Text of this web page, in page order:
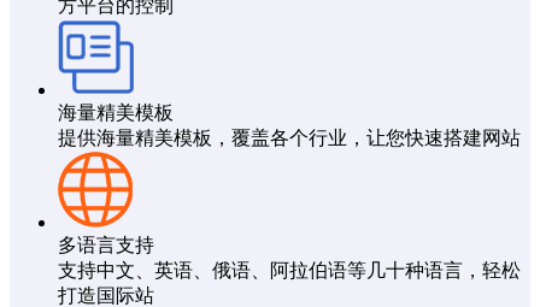
方平台的控制
海量精美模板
提供海量精美模板，覆盖各个行业，让您快速搭建网站
多语言支持
支持中文、英语、俄语、阿拉伯语等几十种语言，轻松
打造国际站